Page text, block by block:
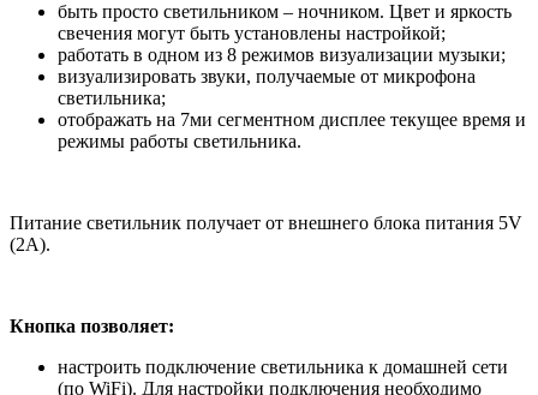
быть просто светильником – ночником. Цвет и яркость
свечения могут быть установлены настройкой;
работать в одном из 8 режимов визуализации музыки;
визуализировать звуки, получаемые от микрофона
светильника;
отображать на 7ми сегментном дисплее текущее время и
режимы работы светильника.
Питание светильник получает от внешнего блока питания 5V
(2A).
Кнопка позволяет:
настроить подключение светильника к домашней сети
(по WiFi). Для настройки подключения необходимо